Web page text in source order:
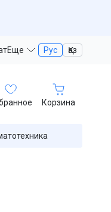
Еще Рус Қаз
Корзина